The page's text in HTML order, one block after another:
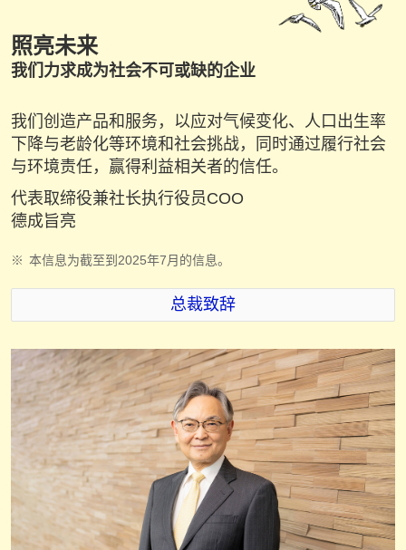
照亮未来
我们力求成为社会不可或缺的企业
我们创造产品和服务，以应对气候变化、人口出生率
下降与老龄化等环境和社会挑战，同时通过履行社会
与环境责任，赢得利益相关者的信任。
代表取缔役兼社长执行役员COO
德成旨亮
※ 本信息为截至到2025年7月的信息。
总裁致辞